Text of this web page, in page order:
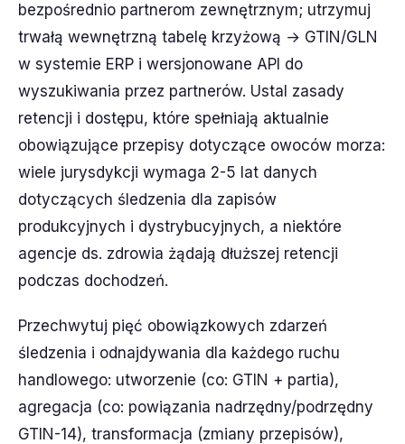
bezpośrednio partnerom zewnętrznym; utrzymuj
trwałą wewnętrzną tabelę krzyżową → GTIN/GLN
w systemie ERP i wersjonowane API do
wyszukiwania przez partnerów. Ustal zasady
retencji i dostępu, które spełniają aktualnie
obowiązujące przepisy dotyczące owoców morza:
wiele jurysdykcji wymaga 2-5 lat danych
dotyczących śledzenia dla zapisów
produkcyjnych i dystrybucyjnych, a niektóre
agencje ds. zdrowia żądają dłuższej retencji
podczas dochodzeń.
Przechwytuj pięć obowiązkowych zdarzeń
śledzenia i odnajdywania dla każdego ruchu
handlowego: utworzenie (co: GTIN + partia),
agregacja (co: powiązania nadrzędny/podrzędny
GTIN-14), transformacja (zmiany przepisów),